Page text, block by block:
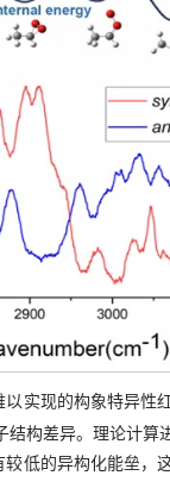
实现的构象特异性
构差异。理论计算
低的异构化能垒，